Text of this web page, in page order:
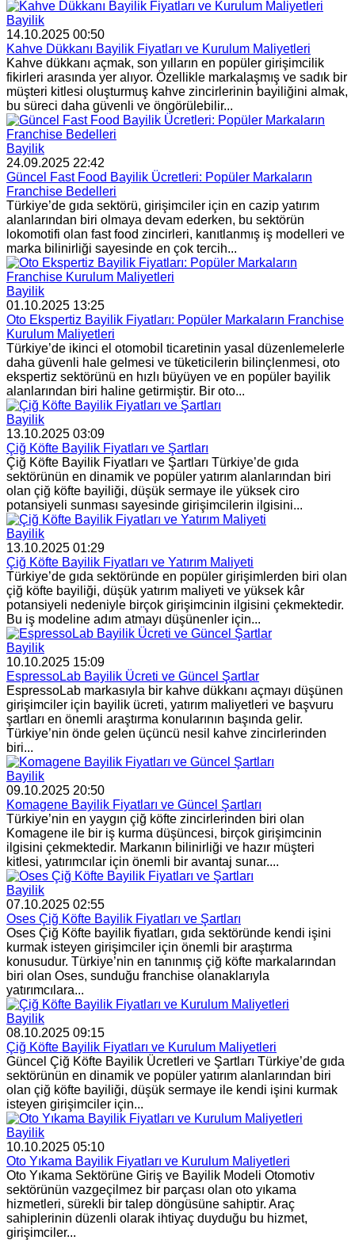
Bayilik
14.10.2025 00:50
Kahve Dükkanı Bayilik Fiyatları ve Kurulum Maliyetleri
Kahve dükkanı açmak, son yılların en popüler girişimcilik
fikirleri arasında yer alıyor. Özellikle markalaşmış ve sadık bir
müşteri kitlesi oluşturmuş kahve zincirlerinin bayiliğini almak,
bu süreci daha güvenli ve öngörülebilir...
Bayilik
24.09.2025 22:42
Güncel Fast Food Bayilik Ücretleri: Popüler Markaların
Franchise Bedelleri
Türkiye’de gıda sektörü, girişimciler için en cazip yatırım
alanlarından biri olmaya devam ederken, bu sektörün
lokomotifi olan fast food zincirleri, kanıtlanmış iş modelleri ve
marka bilinirliği sayesinde en çok tercih...
Bayilik
01.10.2025 13:25
Oto Ekspertiz Bayilik Fiyatları: Popüler Markaların Franchise
Kurulum Maliyetleri
Türkiye’de ikinci el otomobil ticaretinin yasal düzenlemelerle
daha güvenli hale gelmesi ve tüketicilerin bilinçlenmesi, oto
ekspertiz sektörünü en hızlı büyüyen ve en popüler bayilik
alanlarından biri haline getirmiştir. Bir oto...
Bayilik
13.10.2025 03:09
Çiğ Köfte Bayilik Fiyatları ve Şartları
Çiğ Köfte Bayilik Fiyatları ve Şartları Türkiye’de gıda
sektörünün en dinamik ve popüler yatırım alanlarından biri
olan çiğ köfte bayiliği, düşük sermaye ile yüksek ciro
potansiyeli sunması sayesinde girişimcilerin ilgisini...
Bayilik
13.10.2025 01:29
Çiğ Köfte Bayilik Fiyatları ve Yatırım Maliyeti
Türkiye’de gıda sektöründe en popüler girişimlerden biri olan
çiğ köfte bayiliği, düşük yatırım maliyeti ve yüksek kâr
potansiyeli nedeniyle birçok girişimcinin ilgisini çekmektedir.
Bu iş modeline adım atmayı düşünenler için...
Bayilik
10.10.2025 15:09
EspressoLab Bayilik Ücreti ve Güncel Şartlar
EspressoLab markasıyla bir kahve dükkanı açmayı düşünen
girişimciler için bayilik ücreti, yatırım maliyetleri ve başvuru
şartları en önemli araştırma konularının başında gelir.
Türkiye’nin önde gelen üçüncü nesil kahve zincirlerinden
biri...
Bayilik
09.10.2025 20:50
Komagene Bayilik Fiyatları ve Güncel Şartları
Türkiye’nin en yaygın çiğ köfte zincirlerinden biri olan
Komagene ile bir iş kurma düşüncesi, birçok girişimcinin
ilgisini çekmektedir. Markanın bilinirliği ve hazır müşteri
kitlesi, yatırımcılar için önemli bir avantaj sunar....
Bayilik
07.10.2025 02:55
Oses Çiğ Köfte Bayilik Fiyatları ve Şartları
Oses Çiğ Köfte bayilik fiyatları, gıda sektöründe kendi işini
kurmak isteyen girişimciler için önemli bir araştırma
konusudur. Türkiye’nin en tanınmış çiğ köfte markalarından
biri olan Oses, sunduğu franchise olanaklarıyla
yatırımcılara...
Bayilik
08.10.2025 09:15
Çiğ Köfte Bayilik Fiyatları ve Kurulum Maliyetleri
Güncel Çiğ Köfte Bayilik Ücretleri ve Şartları Türkiye’de gıda
sektörünün en dinamik ve popüler yatırım alanlarından biri
olan çiğ köfte bayiliği, düşük sermaye ile kendi işini kurmak
isteyen girişimciler için...
Bayilik
10.10.2025 05:10
Oto Yıkama Bayilik Fiyatları ve Kurulum Maliyetleri
Oto Yıkama Sektörüne Giriş ve Bayilik Modeli Otomotiv
sektörünün vazgeçilmez bir parçası olan oto yıkama
hizmetleri, sürekli bir talep döngüsüne sahiptir. Araç
sahiplerinin düzenli olarak ihtiyaç duyduğu bu hizmet,
girişimciler...